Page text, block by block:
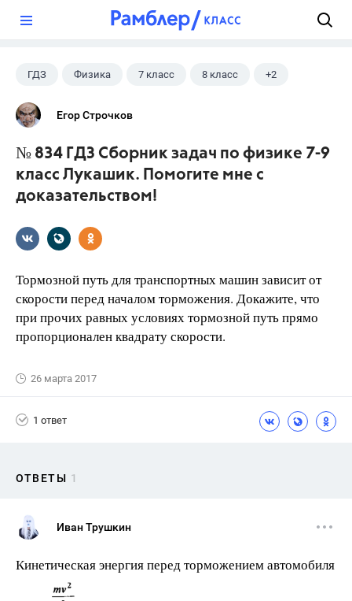
ГДЗ Физика 7 класс 8 класс +2
9 класс
Егор Строчков
№ 834 ГДЗ Сборник задач по физике 7-9
класс Лукашик. Помогите мне с
доказательством!
Тормозной путь для транспортных машин зависит от
скорости перед началом торможения. Докажите, что
при прочих равных условиях тормозной путь прямо
пропорционален квадрату скорости.
26 марта 2017
1 ответ
ОТВЕТЫ 1
Иван Трушкин
Кинетическая энергия перед торможением автомобиля